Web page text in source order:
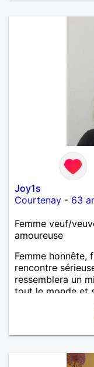
Joy1s
Courtenay - 63
Femme veuf/
amoureuse
Femme honnête,
rencontre
ressemblera un
tout le monde et
relation sur du